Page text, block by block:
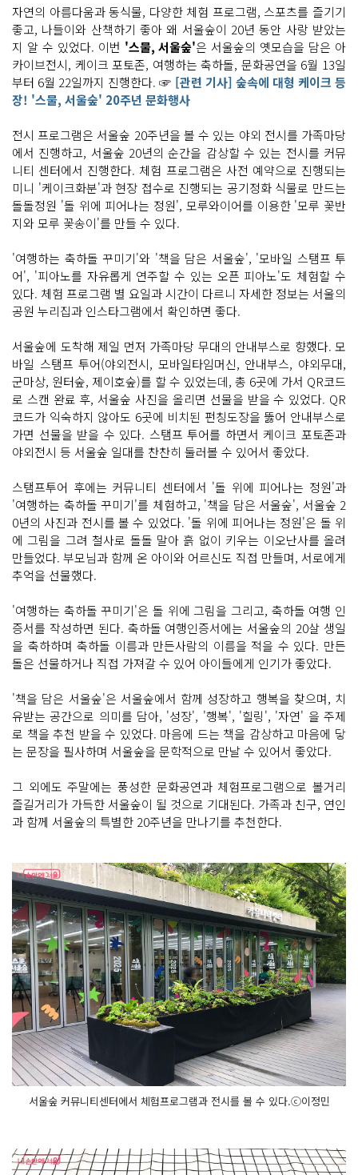
시
까
지
커
뮤
니
티 센
터 현
장 접
수
에 그
림
을 그
린 후 돌
을 철
사
로 돌
돌 말
아
준
구
슬
을 끼
운 후 철
사
를 돌
돌 말
구
니
를 만
들
어
준
다
흙 없
이 키
우
는 이
난
사
를 올
려 완
성
한
다
스
탬
프 투
울
숲 일
대
의 여
섯
곳
에
R
코
드 스
캔
안
내
부
에
서 출
발
모
바
머
신 타
임
캡
슐
에 소
중
한 추
억
을 보
관
야
외
전
시 서
울 숲
의 역
사
를 만
나
다
과 예
술 일
자연의 아름다움과 동식물, 다양한 체험 프로그램, 스포츠를 즐기기
좋고, 나들이와 산책하기 좋아 왜 서울숲이 20년 동안 사랑 받았는
지 알 수 있었다. 이번 '스물, 서울숲'은 서울숲의 옛모습을 담은 아
카이브전시, 케이크 포토존, 여행하는 축하돌, 문화공연을 6월 13일
부터 6월 22일까지 진행한다. ☞ [관련 기사] 숲속에 대형 케이크 등
장! '스물, 서울숲' 20주년 문화행사
전시 프로그램은 서울숲 20주년을 볼 수 있는 야외 전시를 가족마당
에서 진행하고, 서울숲 20년의 순간을 감상할 수 있는 전시를 커뮤
니티 센터에서 진행한다. 체험 프로그램은 사전 예약으로 진행되는
미니 '케이크화분'과 현장 접수로 진행되는 공기정화 식물로 만드는
돌돌정원 '돌 위에 피어나는 정원', 모루와이어를 이용한 '모루 꽃반
지와 모루 꽃송이'를 만들 수 있다.
'여행하는 축하돌 꾸미기'와 '책을 담은 서울숲', '모바일 스탬프 투
어', '피아노를 자유롭게 연주할 수 있는 오픈 피아노'도 체험할 수
있다. 체험 프로그램 별 요일과 시간이 다르니 자세한 정보는 서울의
공원 누리집과 인스타그램에서 확인하면 좋다.
서울숲에 도착해 제일 먼저 가족마당 무대의 안내부스로 향했다. 모
바일 스탬프 투어(야외전시, 모바일타임머신, 안내부스, 야외무대,
군마상, 원터숲, 제이호숲)를 할 수 있었는데, 총 6곳에 가서 QR코드
로 스캔 완료 후, 서울숲 사진을 올리면 선물을 받을 수 있었다. QR
코드가 익숙하지 않아도 6곳에 비치된 펀칭도장을 뚫어 안내부스로
가면 선물을 받을 수 있다. 스탬프 투어를 하면서 케이크 포토존과
야외전시 등 서울숲 일대를 찬찬히 둘러볼 수 있어서 좋았다.
스탬프투어 후에는 커뮤니티 센터에서 '돌 위에 피어나는 정원'과
'여행하는 축하돌 꾸미기'를 체험하고, '책을 담은 서울숲', 서울숲 2
0년의 사진과 전시를 볼 수 있었다. '돌 위에 피어나는 정원'은 돌 위
에 그림을 그려 철사로 돌돌 말아 흙 없이 키우는 이오난사를 올려
만들었다. 부모님과 함께 온 아이와 어르신도 직접 만들며, 서로에게
추억을 선물했다.
'여행하는 축하돌 꾸미기'은 돌 위에 그림을 그리고, 축하돌 여행 인
증서를 작성하면 된다. 축하돌 여행인증서에는 서울숲의 20살 생일
을 축하하며 축하돌 이름과 만든사람의 이름을 적을 수 있다. 만든
돌은 선물하거나 직접 가져갈 수 있어 아이들에게 인기가 좋았다.
'책을 담은 서울숲'은 서울숲에서 함께 성장하고 행복을 찾으며, 치
유받는 공간으로 의미를 담아, '성장', '행복', '힐링', '자연' 을 주제
로 책을 추천 받을 수 있었다. 마음에 드는 책을 감상하고 마음에 닿
는 문장을 필사하며 서울숲을 문학적으로 만날 수 있어서 좋았다.
그 외에도 주말에는 풍성한 문화공연과 체험프로그램으로 볼거리
즐길거리가 가득한 서울숲이 될 것으로 기대된다. 가족과 친구, 연인
과 함께 서울숲의 특별한 20주년을 만나기를 추천한다.
서울숲 커뮤니티센터에서 체험프로그램과 전시를 볼 수 있다.ⓒ이정민